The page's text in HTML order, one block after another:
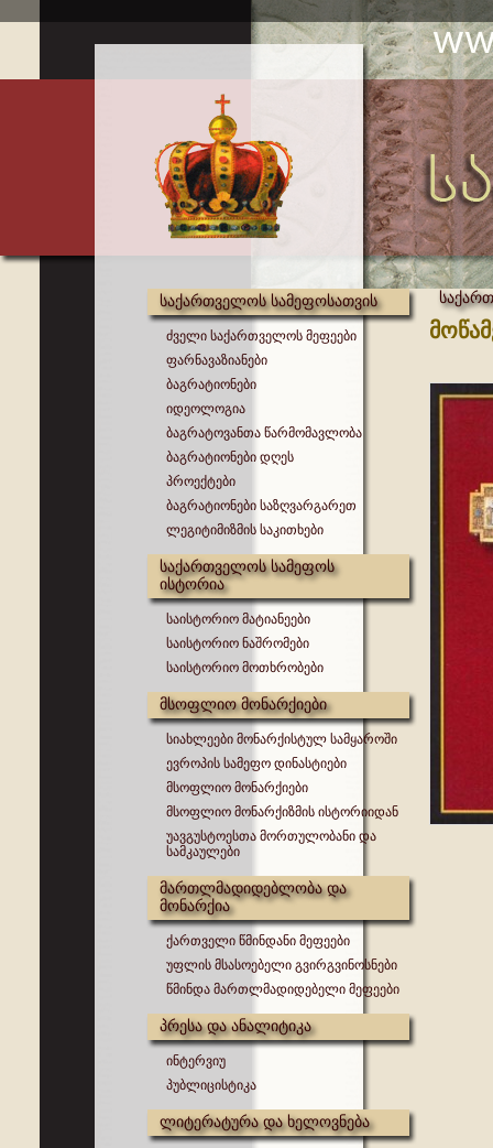
საქართველოს სამეფოსათვის
ძველი საქართველოს მეფეები
ფარნავაზიანები
ბაგრატიონები
იდეოლოგია
ბაგრატოვანთა წარმომავლობა
ბაგრატიონები დღეს
პროექტები
ბაგრატიონები საზღვარგარეთ
ლეგიტიმიზმის საკითხები
საქართველოს სამეფოს
ისტორია
საისტორიო მატიანეები
საისტორიო ნაშრომები
საისტორიო მოთხრობები
მსოფლიო მონარქიები
სიახლეები მონარქისტულ სამყაროში
ევროპის სამეფო დინასტიები
მსოფლიო მონარქიები
მსოფლიო მონარქიზმის ისტორიიდან
უავგუსტოესთა მორთულობანი და
სამკაულები
მართლმადიდებლობა და
მონარქია
ქართველი წმინდანი მეფეები
უფლის მსასოებელი გვირგვინოსნები
წმინდა მართლმადიდებელი მეფეები
პრესა და ანალიტიკა
ინტერვიუ
პუბლიცისტიკა
ლიტერატურა და ხელოვნება